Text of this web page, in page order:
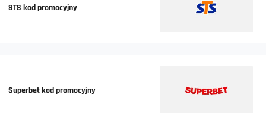
STS kod promocyjny
Superbet kod promocyjny